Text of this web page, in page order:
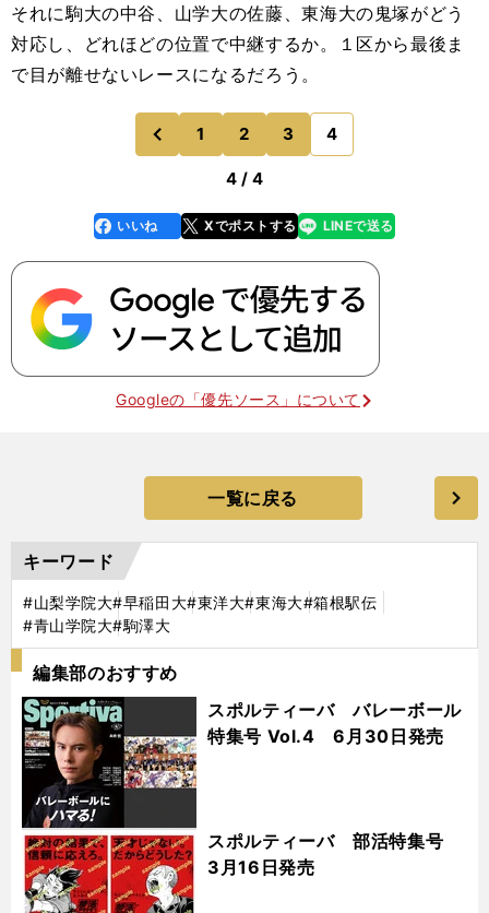
それに駒大の中谷、山学大の佐藤、東海大の鬼塚がどう
対応し、どれほどの位置で中継するか。１区から最後ま
で目が離せないレースになるだろう。
前
のページへ
1 2 3 4
4 / 4
faceboo
k
いいね Xでポストする
line LINEで送る
Googleの「優先ソース」について
一覧に戻る
キーワード
#山梨学院大#早稲田大#東洋大#東海大#箱根駅伝
#青山学院大#駒澤大
編集部のおすすめ
スポルティーバ バレーボール
特集号 Vol.4 6月30日発売
スポルティーバ 部活特集号
3月16日発売